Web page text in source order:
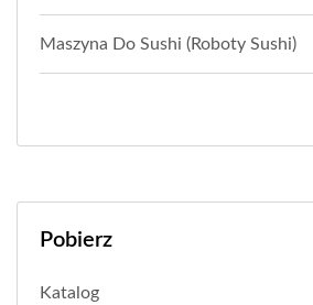
Maszyna Do Sushi (roboty Sushi)
Pobierz
Katalog